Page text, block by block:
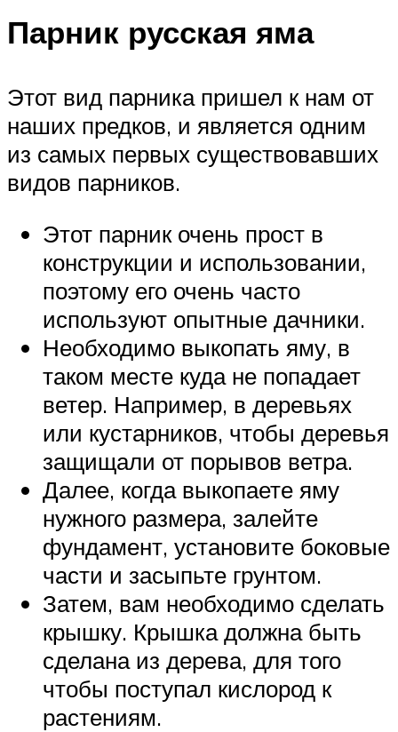
Парник русская яма
Этот вид парника пришел к нам от
наших предков, и является одним
из самых первых существовавших
видов парников.
Этот парник очень прост в
конструкции и использовании,
поэтому его очень часто
используют опытные дачники.
Необходимо выкопать яму, в
таком месте куда не попадает
ветер. Например, в деревьях
или кустарников, чтобы деревья
защищали от порывов ветра.
Далее, когда выкопаете яму
нужного размера, залейте
фундамент, установите боковые
части и засыпьте грунтом.
Затем, вам необходимо сделать
крышку. Крышка должна быть
сделана из дерева, для того
чтобы поступал кислород к
растениям.